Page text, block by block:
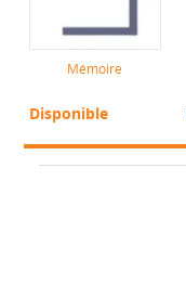
Mémoire
Disponible